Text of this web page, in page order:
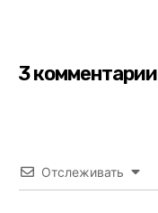
3 комментарии
Отслеживать